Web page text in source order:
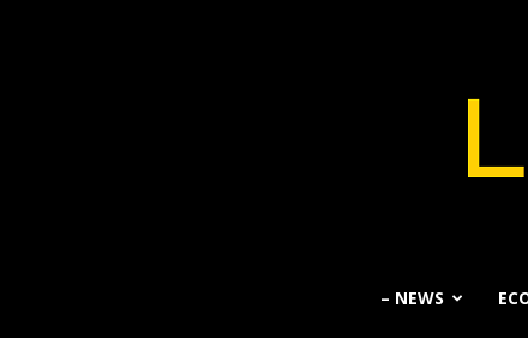
– NEWS